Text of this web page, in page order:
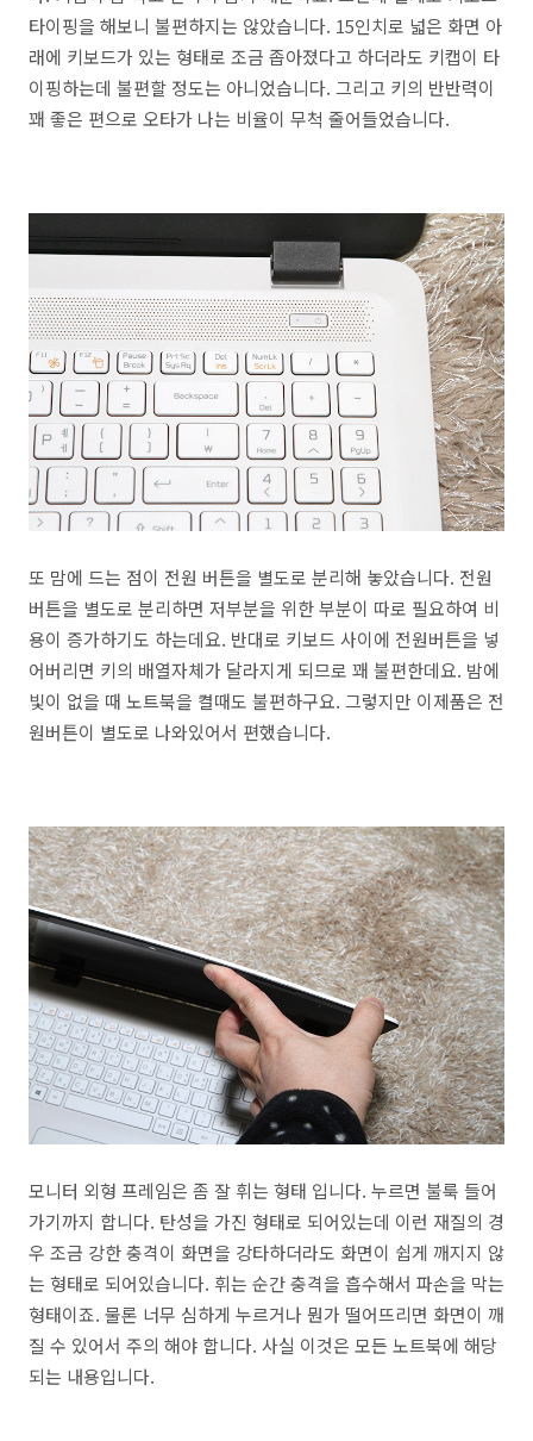
타이핑을 해보니 불편하지는 않았습니다. 15인치로 넓은 화면 아
래에 키보드가 있는 형태로 조금 좁아졌다고 하더라도 키캡이 타
이핑하는데 불편할 정도는 아니었습니다. 그리고 키의 반반력이
꽤 좋은 편으로 오타가 나는 비율이 무척 줄어들었습니다.
또 맘에 드는 점이 전원 버튼을 별도로 분리해 놓았습니다. 전원
버튼을 별도로 분리하면 저부분을 위한 부분이 따로 필요하여 비
용이 증가하기도 하는데요. 반대로 키보드 사이에 전원버튼을 넣
어버리면 키의 배열자체가 달라지게 되므로 꽤 불편한데요. 밤에
빛이 없을 때 노트북을 켤때도 불편하구요. 그렇지만 이제품은 전
원버튼이 별도로 나와있어서 편했습니다.
모니터 외형 프레임은 좀 잘 휘는 형태 입니다. 누르면 불룩 들어
가기까지 합니다. 탄성을 가진 형태로 되어있는데 이런 재질의 경
우 조금 강한 충격이 화면을 강타하더라도 화면이 쉽게 깨지지 않
는 형태로 되어있습니다. 휘는 순간 충격을 흡수해서 파손을 막는
형태이죠. 물론 너무 심하게 누르거나 뭔가 떨어뜨리면 화면이 깨
질 수 있어서 주의 해야 합니다. 사실 이것은 모든 노트북에 해당
되는 내용입니다.